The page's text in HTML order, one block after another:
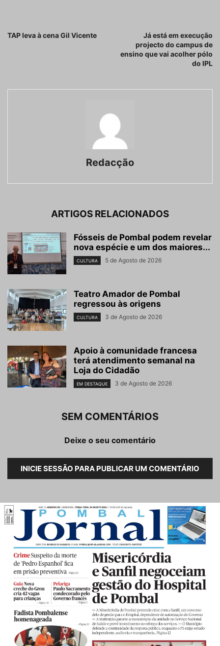
TAP leva à cena Gil Vicente
Já está em execução
projecto do campus de
ensino que vai acolher pólo
do IPL
Redacção
ARTIGOS RELACIONADOS
Fósseis de Pombal podem revelar
nova espécie e um dos maiores...
CULTURA 5 de Agosto de 2026
Teatro Amador de Pombal
regressou às origens
CULTURA 3 de Agosto de 2026
Apoio à comunidade francesa
terá atendimento semanal na
Loja do Cidadão
EM DESTAQUE 3 de Agosto de 2026
SEM COMENTÁRIOS
Deixe o seu comentário
INICIE SESSÃO PARA PUBLICAR UM COMENTÁRIO